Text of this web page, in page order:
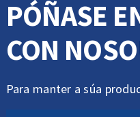
PÓÑASE
CON
Para manter a súa